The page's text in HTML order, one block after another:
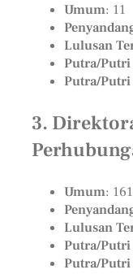
Umum: 11
Lulusan
Putra/Putri
Putra/
3.
Umum: 161
Lulusan
Putra/Putri
Putra/